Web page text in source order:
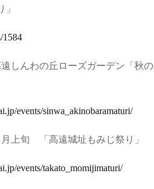
1584
しんわの丘ローズガーデン「秋
events/sinwa_akinobaramaturi/
上旬 「高遠城址もみじ祭り」
events/takato_momijimaturi/